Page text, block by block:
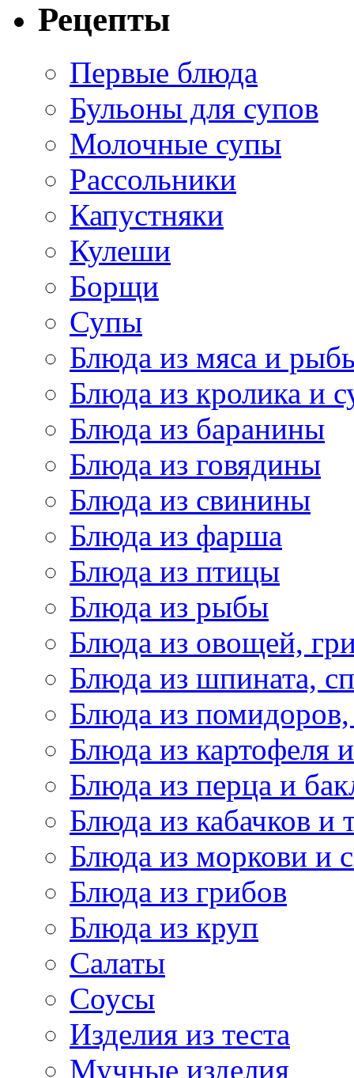
Рецепты
Первые блюда
Бульоны для супов
Молочные супы
Рассольники
Капустняки
Кулеши
Борщи
Супы
Блюда из мяса и
Блюда из кролика и
Блюда из баранины
Блюда из говядины
Блюда из свинины
Блюда из фарша
Блюда из птицы
Блюда из рыбы
Блюда из овощей,
Блюда из шпината,
Блюда из
Блюда из картофеля
Блюда из перца и
Блюда из кабачков и
Блюда из моркови и
Блюда из грибов
Блюда из круп
Салаты
Соусы
Изделия из теста
Мучные изделия